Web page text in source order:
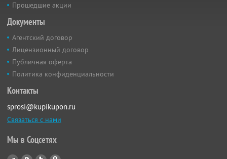
Прошедшие акции
Документы
Агентский договор
Лицензионный договор
Публичная оферта
Политика конфиденциальности
Контакты
sprosi@kupikupon.ru
Связаться с нами
Мы в Соцсетях